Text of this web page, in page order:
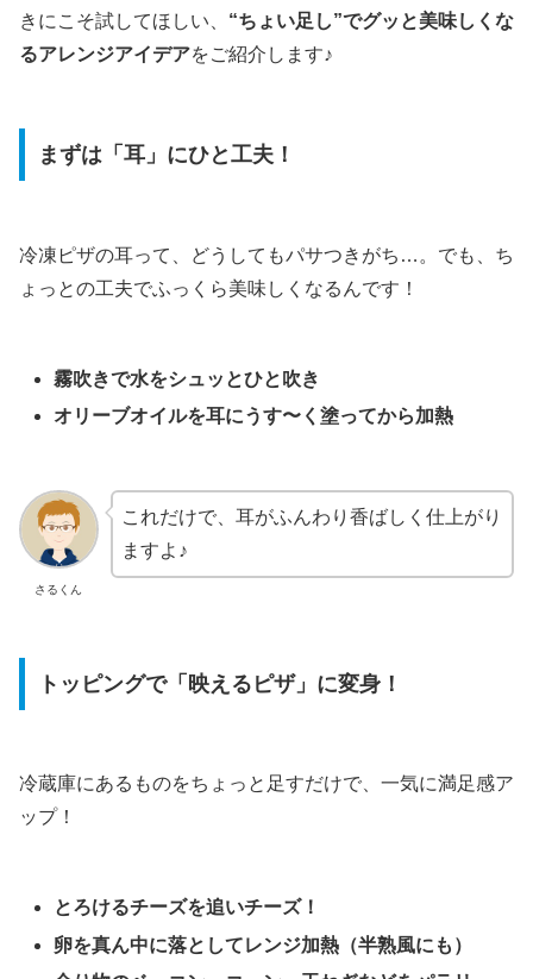
きにこそ試してほしい、 “ちょい足し”でグッと美味しくな
るアレンジアイデアをご紹介します♪
まずは「耳」にひと工夫！
冷凍ピザの耳って、どうしてもパサつきがち…。でも、ち
ょっとの工夫でふっくら美味しくなるんです！
霧吹きで水をシュッとひと吹き
オリーブオイルを耳にうす〜く塗ってから加熱
さるくん
これだけで、耳がふんわり香ばしく仕上がり
ますよ♪
トッピングで「映えるピザ」に変身！
冷蔵庫にあるものをちょっと足すだけで、一気に満足感ア
ップ！
とろけるチーズを追いチーズ！
卵を真ん中に落としてレンジ加熱（半熟風にも）